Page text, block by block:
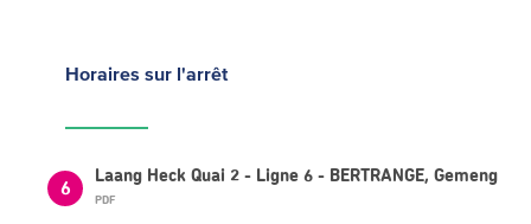
Horaires sur l'arrêt
6
Laang Heck Quai 2 - Ligne 6 - BERTRANGE, Gemeng
PDF